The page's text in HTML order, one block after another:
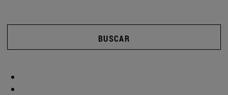
BUSCAR